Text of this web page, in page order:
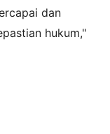
dan
hukum,"